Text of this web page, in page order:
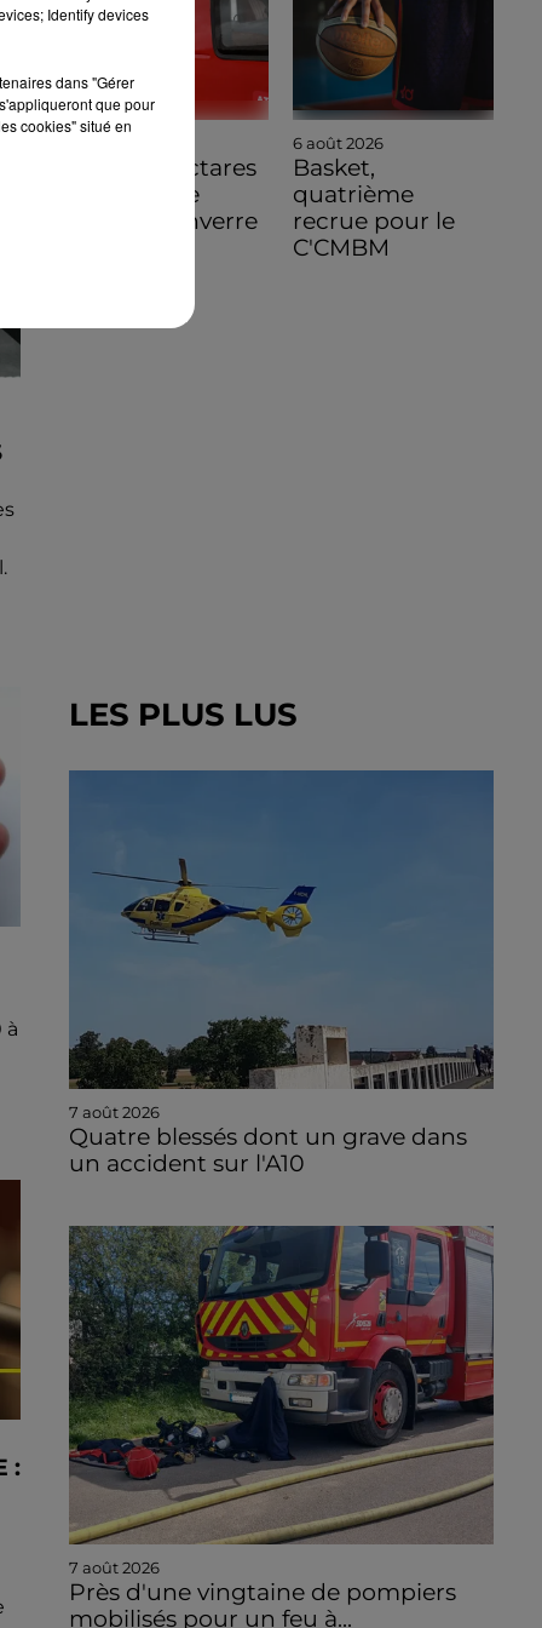
à
:
Quinze hectares
de chaume
brûlés à Unverre
6 août 2026
Basket,
quatrième
recrue pour le
C'CMBM
LES PLUS LUS
7 août 2026
Quatre blessés dont un grave dans
un accident sur l'A10
7 août 2026
Près d'une vingtaine de pompiers
mobilisés pour un feu à...
Identify devices
dans "Gérer
que pour
cookies" situé en